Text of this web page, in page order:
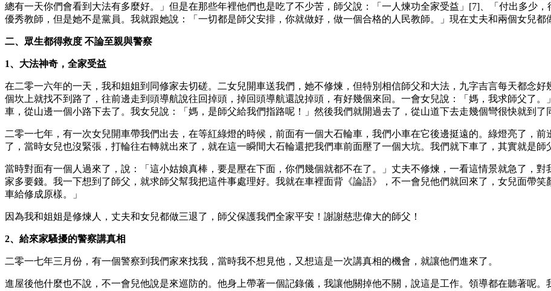
總有一天你們會看到大法有多麼好。」但是在那些年裡他們也是吃了不少苦，師父說：「一人煉功全家受益」[7]、「付出多少
優秀教師，但是她不是黨員。我就跟她說：「一切都是師父安排，你就做好，做一個合格的人民教師。」現在丈夫和兩個女兒都
二、眾生都得救度 不論至親與警察
1、大法神奇，全家受益
在二零一六年的一天，我和姐姐到同修家去切磋。二女兒開車送我們，她不修煉，但特別相信師父和大法，九字吉言每天都念
個坎上就找不到路了，往前邊走到頭導航說往回掉頭，掉回頭導航還說掉頭，有好幾個來回。一會女兒說：「媽，我求師父了
車，從山邊一個小路下去了。我女兒說：「媽，是師父給我們指路呢！」然後我們就開過去了，從山道下去走幾個彎很快就到了
二零一七年，有一次女兒開車帶我們出去，在等紅綠燈的時候，前面有一個大石輪車，我們小車在它後邊挺遠的。綠燈亮了，
了，當時女兒也沒緊張，打輪往右轉就出來了，就在這一瞬間大石輪還把我們車前面壓了一個大坑。我們就下車了，其實就是師
當時對面有一個人過來了，說：「這小姑娘真棒，要是壓在下面，你們幾個就都不在了。」丈夫不修煉，一看這情景就急了，
家多要錢。我一下想到了師父，就求師父幫我把這件事處理好。我就在車裡面背《論語》，不一會兒他們就回來了，女兒面帶
車給修成原樣。」
因為我和姐姐是修煉人，丈夫和女兒都做三退了，師父保護我們全家平安！謝謝慈悲偉大的師父！
2、給來家騷擾的警察講真相
二零一七年三月份，有一個警察到我們家來找我，當時我不想見他，又想這是一次講真相的機會，就讓他們進來了。
進屋後他什麼也不說，不一會兒他說是來巡防的。他身上帶著一個記錄儀，我讓他關掉他不關，說這是工作。領導都在聽著呢。